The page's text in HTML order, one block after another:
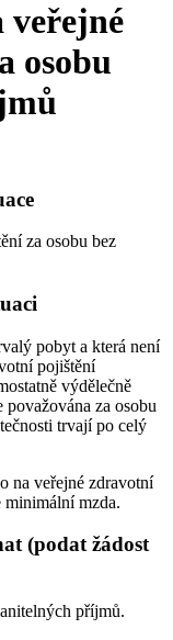
veřejné
osobu
za osobu bez
pobyt a která není
pojištění
výdělečně
za osobu
trvají po celý
na veřejné zdravotní
minimální mzda.
(podat žádost
příjmů.